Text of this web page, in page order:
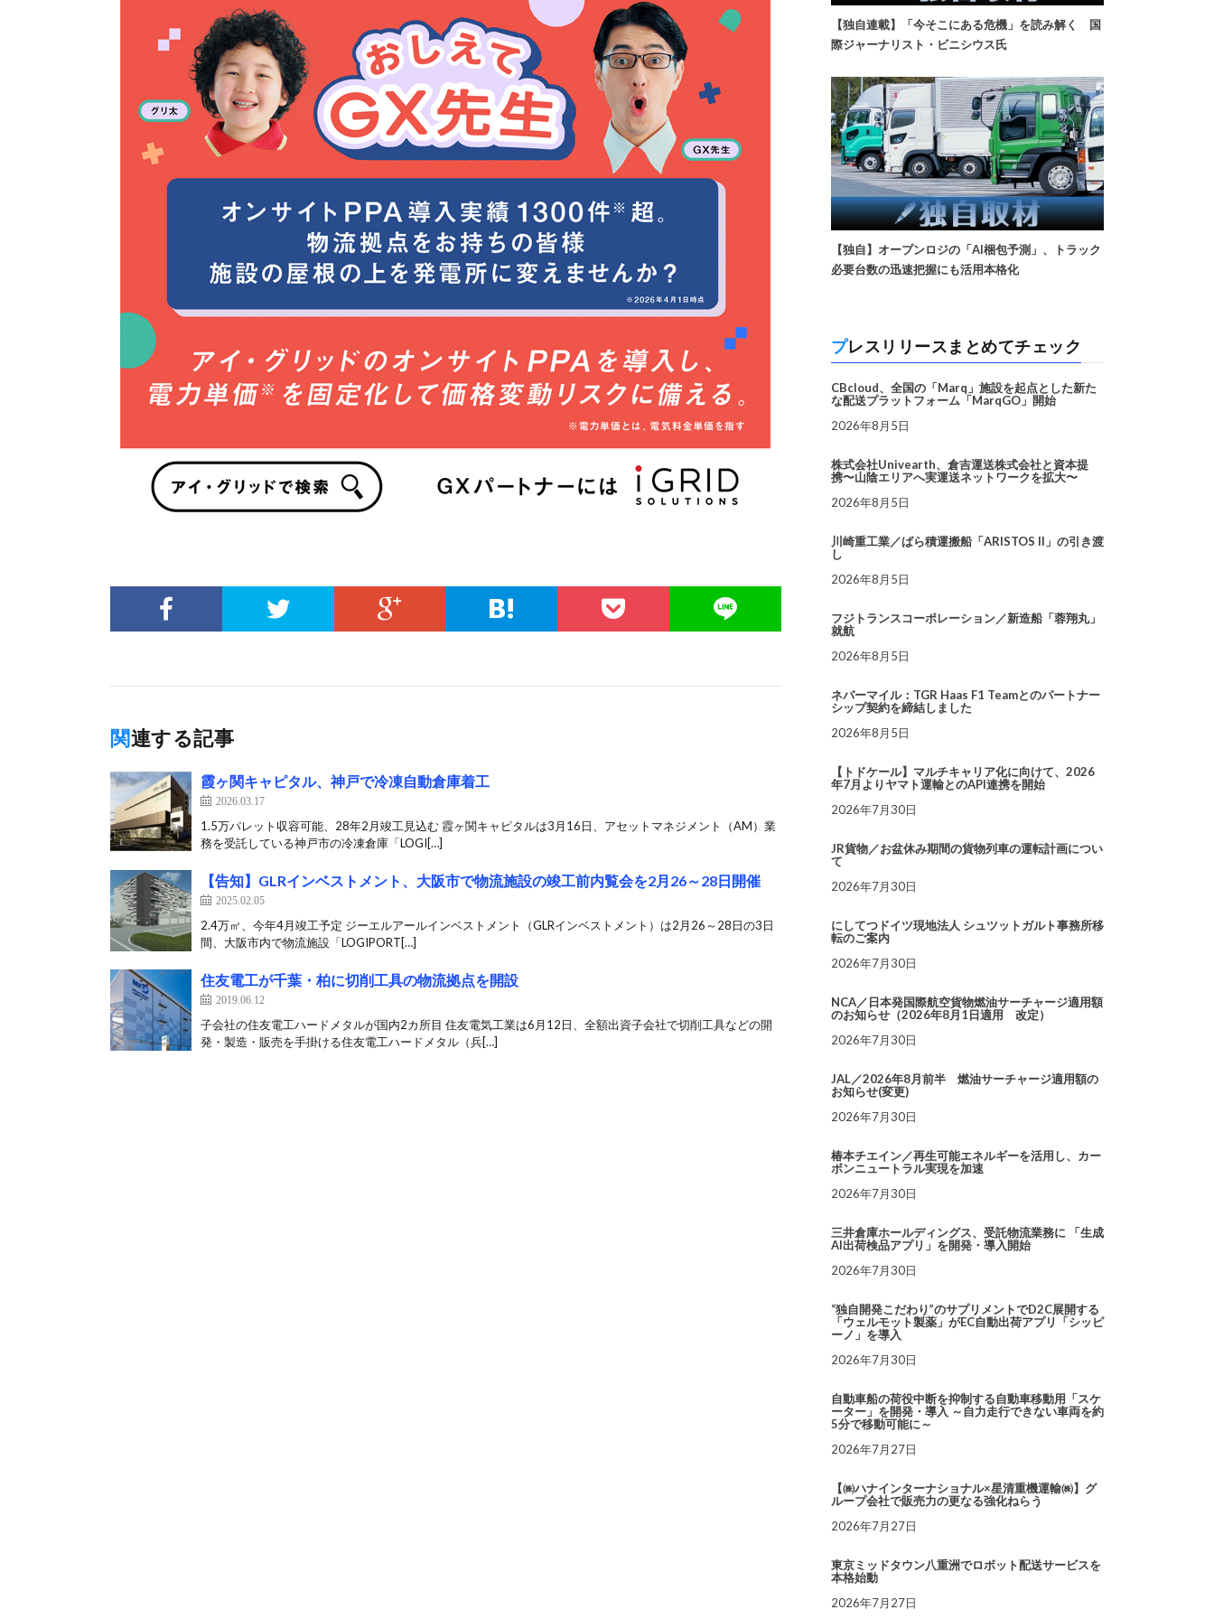
関連する記事
霞ヶ関キャピタル、神戸で冷凍自動倉庫着工
2026.03.17
1.5万パレット収容可能、28年2月竣工見込む 霞ヶ関キャピタルは3月16日、アセットマネジメント（AM）業
務を受託している神戸市の冷凍倉庫「LOGI[…]
【告知】GLRインベストメント、大阪市で物流施設の竣工前内覧会を2月26～28日開催
2025.02.05
2.4万㎡、今年4月竣工予定 ジーエルアールインベストメント（GLRインベストメント）は2月26～28日の3日
間、大阪市内で物流施設「LOGIPORT[…]
住友電工が千葉・柏に切削工具の物流拠点を開設
2019.06.12
子会社の住友電工ハードメタルが国内2カ所目 住友電気工業は6月12日、全額出資子会社で切削工具などの開
発・製造・販売を手掛ける住友電工ハードメタル（兵[…]
【独自連載】「今そこにある危機」を読み解く 国
際ジャーナリスト・ビニシウス氏
【独自】オープンロジの「AI梱包予測」、トラック
必要台数の迅速把握にも活用本格化
プレスリリースまとめてチェック
CBcloud、全国の「Marq」施設を起点とした新た
な配送プラットフォーム「MarqGO」開始
2026年8月5日
株式会社Univearth、倉吉運送株式会社と資本提
携〜山陰エリアへ実運送ネットワークを拡大〜
2026年8月5日
川崎重工業／ばら積運搬船「ARISTOS II」の引き渡
し
2026年8月5日
フジトランスコーポレーション／新造船「蓉翔丸」
就航
2026年8月5日
ネバーマイル：TGR Haas F1 Teamとのパートナー
シップ契約を締結しました
2026年8月5日
【トドケール】マルチキャリア化に向けて、2026
年7月よりヤマト運輸とのAPI連携を開始
2026年7月30日
JR貨物／お盆休み期間の貨物列車の運転計画につい
て
2026年7月30日
にしてつドイツ現地法人 シュツットガルト事務所移
転のご案内
2026年7月30日
NCA／日本発国際航空貨物燃油サーチャージ適用額
のお知らせ（2026年8月1日適用 改定）
2026年7月30日
JAL／2026年8月前半 燃油サーチャージ適用額の
お知らせ(変更)
2026年7月30日
椿本チエイン／再生可能エネルギーを活用し、カー
ボンニュートラル実現を加速
2026年7月30日
三井倉庫ホールディングス、受託物流業務に 「生成
AI出荷検品アプリ」を開発・導入開始
2026年7月30日
“独自開発こだわり”のサプリメントでD2C展開する
「ウェルモット製薬」がEC自動出荷アプリ「シッピ
ーノ」を導入
2026年7月30日
自動車船の荷役中断を抑制する自動車移動用「スケ
ーター」を開発・導入 ～自力走行できない車両を約
5分で移動可能に～
2026年7月27日
【㈱ハナインターナショナル×星清重機運輸㈱】グ
ループ会社で販売力の更なる強化ねらう
2026年7月27日
東京ミッドタウン八重洲でロボット配送サービスを
本格始動
2026年7月27日